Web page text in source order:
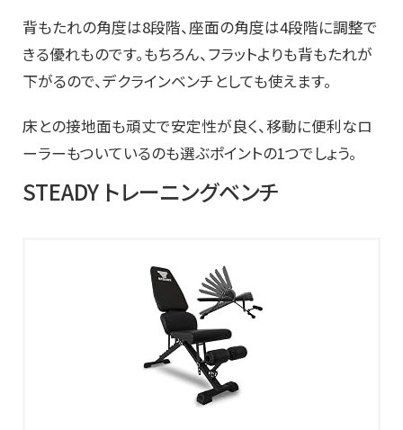
背もたれの角度は8段階、座面の角度は4段階に調整で
きる優れものです。もちろん、フラットよりも背もたれが
下がるので、デクラインベンチとしても使えます。
床との接地面も頑丈で安定性が良く、移動に便利なロ
ーラーもついているのも選ぶポイントの1つでしょう。
STEADY トレーニングベンチ